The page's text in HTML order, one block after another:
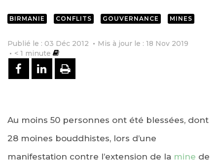
BIRMANIE CONFLITS GOUVERNANCE MINES
Publié le : 03 Déc 2012
Mis à jour le : 18 Nov 2019
< 1 minute
PARTAGER SUR FACEBOOK
PARTAGER SUR LINKEDIN
IMPRIMER
Au moins 50 personnes ont été blessées, dont
28 moines bouddhistes, lors d’une
manifestation contre l’extension de la mine de